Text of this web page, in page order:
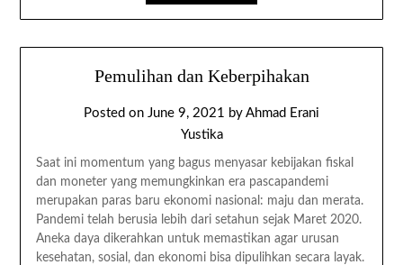
Pemulihan dan Keberpihakan
Posted on June 9, 2021 by Ahmad Erani
Yustika
Saat ini momentum yang bagus menyasar kebijakan fiskal
dan moneter yang memungkinkan era pascapandemi
merupakan paras baru ekonomi nasional: maju dan merata.
Pandemi telah berusia lebih dari setahun sejak Maret 2020.
Aneka daya dikerahkan untuk memastikan agar urusan
kesehatan, sosial, dan ekonomi bisa dipulihkan secara layak.